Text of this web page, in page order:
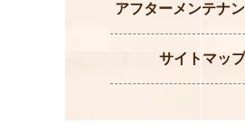
アフターメンテナ
サイトマップ